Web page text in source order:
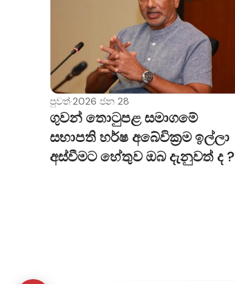
පුවත්·2026 ජන 28
ගුවන් තොටුපළ සමාගමේ
සභාපති හර්ෂ අබේවික්‍රම ඉල්ලා
අස්වීමට හේතුව ඔබ දැනුවත් ද ?